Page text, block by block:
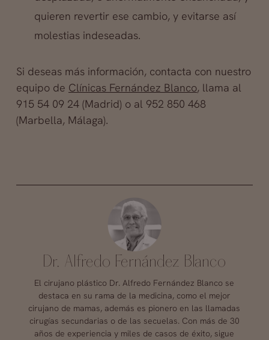
quieren revertir ese cambio, y evitarse así
molestias indeseadas.
Si deseas más información, contacta con nuestro
equipo de Clínicas Fernández Blanco, llama al
915 54 09 24 (Madrid) o al 952 850 468
(Marbella, Málaga).
Dr. Alfredo Fernández Blanco
El cirujano plástico Dr. Alfredo Fernández Blanco se
destaca en su rama de la medicina, como el mejor
cirujano de mamas, además es pionero en las llamadas
cirugías secundarias o de las secuelas. Con más de 30
años de experiencia y miles de casos de éxito, sigue